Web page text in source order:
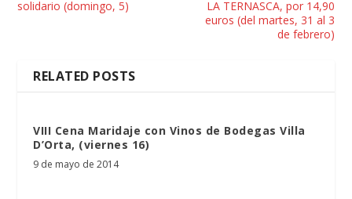
solidario (domingo, 5)
LA TERNASCA, por 14,90
euros (del martes, 31 al 3
de febrero)
RELATED POSTS
VIII Cena Maridaje con Vinos de Bodegas Villa
D’Orta, (viernes 16)
9 de mayo de 2014